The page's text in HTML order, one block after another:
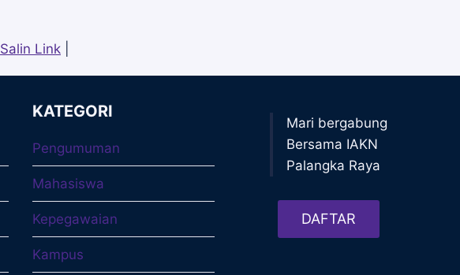
Salin Link
KATEGORI
Pengumuman
Mahasiswa
Kepegawaian
Kampus
Mari bergabung
Bersama IAKN
Palangka Raya
DAFTAR